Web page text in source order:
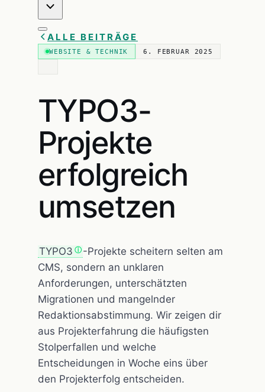
ALLE BEITRÄGE
WEBSITE & TECHNIK 6. FEBRUAR 2025
TYPO3-
Projekte
erfolgreich
umsetzen
TYPO3
-Projekte scheitern selten am
CMS, sondern an unklaren
Anforderungen, unterschätzten
Migrationen und mangelnder
Redaktionsabstimmung. Wir zeigen dir
aus Projekterfahrung die häufigsten
Stolperfallen und welche
Entscheidungen in Woche eins über
den Projekterfolg entscheiden.